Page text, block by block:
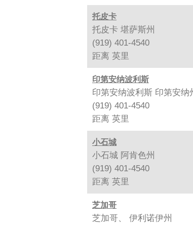
托皮卡
托皮卡 堪萨斯州
(919) 401-4540
距离 英里
印第安纳波利斯
印第安纳波利斯 印第安纳
(919) 401-4540
距离 英里
小石城
小石城 阿肯色州
(919) 401-4540
距离 英里
芝加哥
芝加哥、 伊利诺伊州